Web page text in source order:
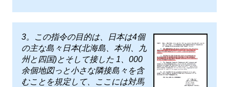
3。この指令の目的は、日本は4個
の主な島々日本(北海島、本州、九
州と四国)とそして接した 1、000
余個地図っと小さな隣接島々を含
むことを規定して、ここには対馬